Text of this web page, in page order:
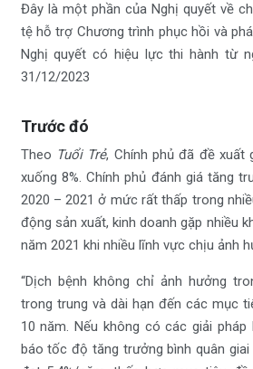
Đây là một phần của Nghị quyết về
tệ hỗ trợ Chương trình phục hồi và
Nghị quyết có hiệu lực thi hành từ
31/12/2023
Trước đó
Theo Tuổi Trẻ, Chính phủ đã đề xuất
xuống 8%. Chính phủ đánh giá tăng
2020 – 2021 ở mức rất thấp trong
động sản xuất, kinh doanh gặp nhiều
năm 2021 khi nhiều lĩnh vực chịu ảnh
“Dịch bệnh không chỉ ảnh hưởng
trong trung và dài hạn đến các mục
10 năm. Nếu không có các giải
báo tốc độ tăng trưởng bình quân